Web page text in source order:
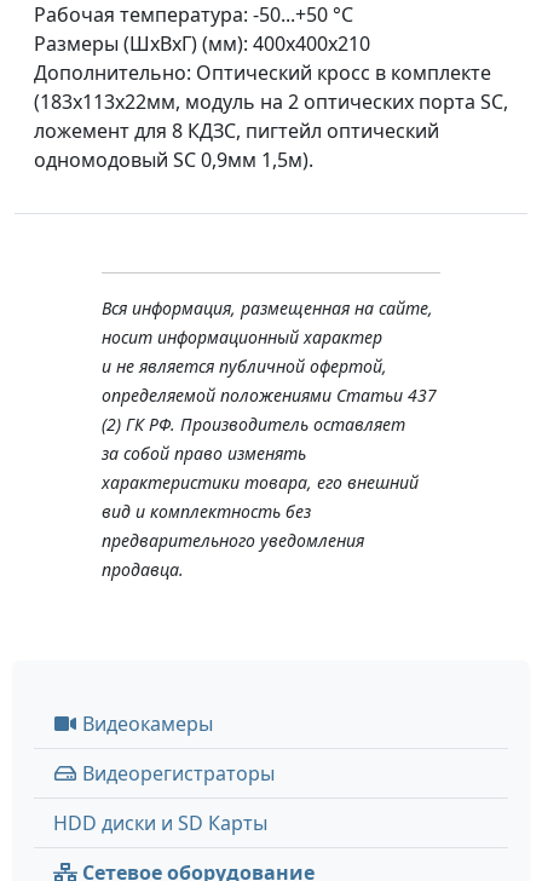
Рабочая температура: -50...+50 °С
Размеры (ШхВхГ) (мм): 400х400х210
Дополнительно: Оптический кросс в комплекте
(183x113x22мм, модуль на 2 оптических порта SC,
ложемент для 8 КДЗС, пигтейл оптический
одномодовый SC 0,9мм 1,5м).
Вся информация, размещенная на сайте,
носит информационный характер
и не является публичной офертой,
определяемой положениями Статьи 437
(2) ГК РФ. Производитель оставляет
за собой право изменять
характеристики товара, его внешний
вид и комплектность без
предварительного уведомления
продавца.
Видеокамеры
Видеорегистраторы
HDD диски и SD Карты
Сетевое оборудование